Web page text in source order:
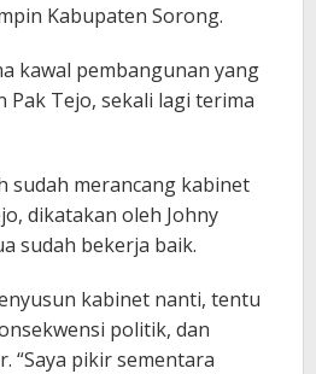
Kabupaten Sorong.
kawal pembangunan yang
Pak Tejo, sekali lagi terima
sudah merancang kabinet
dikatakan oleh Johny
sudah bekerja baik.
kabinet nanti, tentu
politik, dan
“Saya pikir sementara